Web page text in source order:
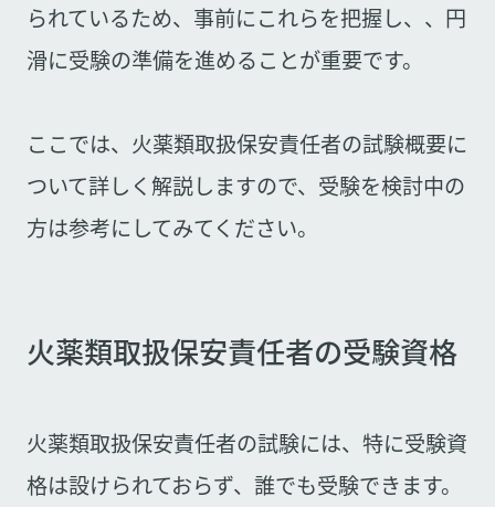
られているため、事前にこれらを把握し、、円
滑に受験の準備を進めることが重要です。
ここでは、火薬類取扱保安責任者の試験概要に
ついて詳しく解説しますので、受験を検討中の
方は参考にしてみてください。
火薬類取扱保安責任者の受験資格
火薬類取扱保安責任者の試験には、特に受験資
格は設けられておらず、誰でも受験できます。